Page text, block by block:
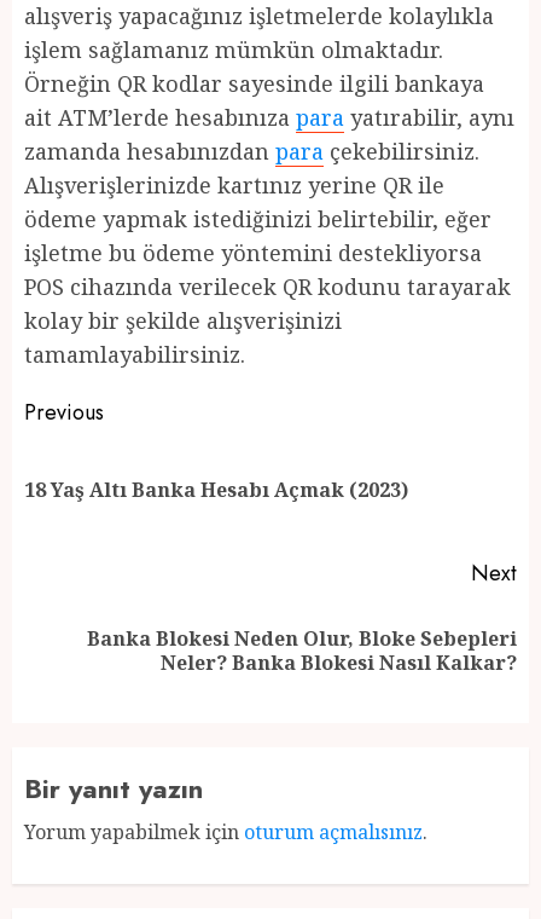
alışveriş yapacağınız işletmelerde kolaylıkla
işlem sağlamanız mümkün olmaktadır.
Örneğin QR kodlar sayesinde ilgili bankaya
ait ATM’lerde hesabınıza para yatırabilir, aynı
zamanda hesabınızdan para çekebilirsiniz.
Alışverişlerinizde kartınız yerine QR ile
ödeme yapmak istediğinizi belirtebilir, eğer
işletme bu ödeme yöntemini destekliyorsa
POS cihazında verilecek QR kodunu tarayarak
kolay bir şekilde alışverişinizi
tamamlayabilirsiniz.
Post
Previous
18 Yaş Altı Banka Hesabı Açmak (2023)
Next
Banka Blokesi Neden Olur, Bloke Sebepleri
Neler? Banka Blokesi Nasıl Kalkar?
Bir yanıt yazın
Yorum yapabilmek için oturum açmalısınız.